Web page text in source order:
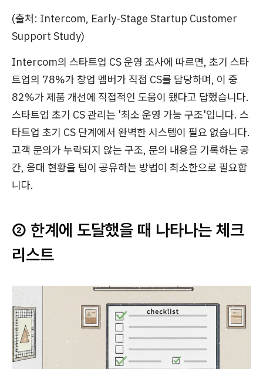
(출처: Intercom, Early-Stage Startup Customer
Support Study)
Intercom의 스타트업 CS 운영 조사에 따르면, 초기 스타
트업의 78%가 창업 멤버가 직접 CS를 담당하며, 이 중
82%가 제품 개선에 직접적인 도움이 됐다고 답했습니다.
스타트업 초기 CS 관리는 '최소 운영 가능 구조'입니다. 스
타트업 초기 CS 단계에서 완벽한 시스템이 필요 없습니다.
고객 문의가 누락되지 않는 구조, 문의 내용을 기록하는 공
간, 응대 현황을 팀이 공유하는 방법이 최소한으로 필요합
니다.
② 한계에 도달했을 때 나타나는 체크
리스트